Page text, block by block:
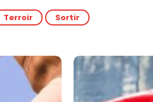
Terroir Sortir